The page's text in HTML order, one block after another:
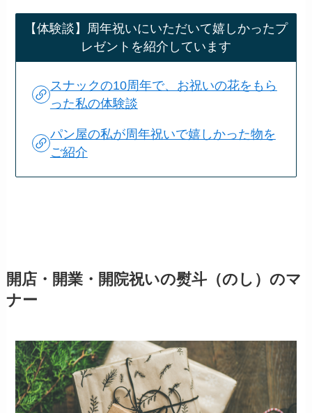
【体験談】周年祝いにいただいて嬉しかったプ
レゼントを紹介しています
スナックの10周年で、お祝いの花をもら
った私の体験談
パン屋の私が周年祝いで嬉しかった物を
ご紹介
開店・開業・開院祝いの熨斗（のし）のマ
ナー